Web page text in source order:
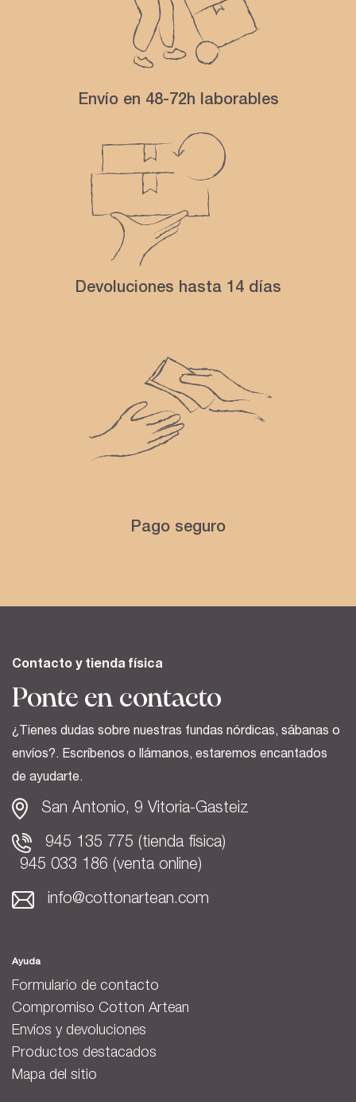
Envío en 48-72h laborables
Devoluciones hasta 14 días
Pago seguro
Contacto y tienda física
Ponte en contacto
¿Tienes dudas sobre nuestras fundas nórdicas, sábanas o
envíos?. Escríbenos o llámanos, estaremos encantados
de ayudarte.
San Antonio, 9 Vitoria-Gasteiz
945 135 775 (tienda física)
945 033 186 (venta online)
info@cottonartean.com
Ayuda
Formulario de contacto
Compromiso Cotton Artean
Envíos y devoluciones
Productos destacados
Mapa del sitio